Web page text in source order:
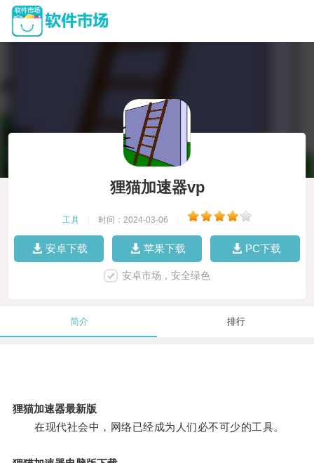
狸猫加速器vp
工具 时间：2024-03-06
安卓下载 苹果下载 PC下载
安卓市场，安全绿色
简介 排行
狸猫加速器最新版
在现代社会中，网络已经成为人们必不可少的工具。